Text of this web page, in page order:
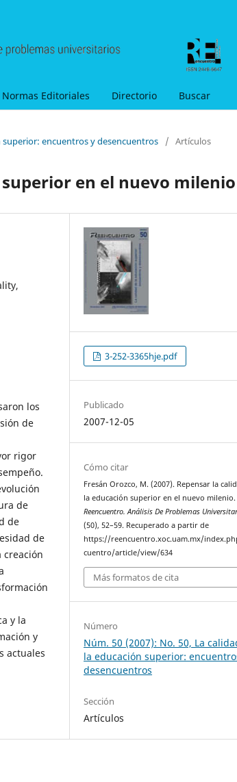
Normas Editoriales Directorio Buscar
superior: encuentros y desencuentros / Artículos
en el nuevo milenio
los
de
rigor
de
de
de
creación
y la
y
actuales
3-252-3365hje.pdf
Publicado
2007-12-05
Cómo citar
Fresán Orozco, M. (2007). Repensar la
la educación superior en el nuevo milenio.
Reencuentro. Análisis De Problemas
(50), 52–59. Recuperado a partir de
https://reencuentro.xoc.uam.mx/
cuentro/article/view/634
Más formatos de cita
Número
Núm. 50 (2007): No. 50, La
la educación superior:
desencuentros
Sección
Artículos